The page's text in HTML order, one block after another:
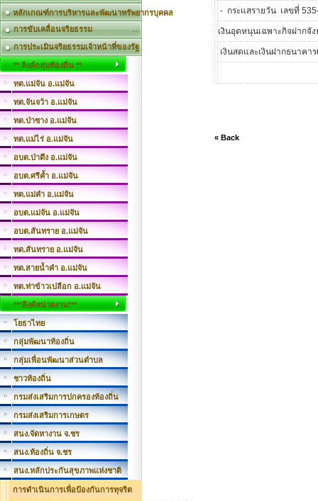
หลักเกณฑ์การบริหารและพัฒนาทรัพยากรบุคคล
การขับเคลื่อนจริยธรรม
การประเมินจริยธรรมเจ้าหน้าที่ของรัฐ
** ลิงค์กลุ่มท้องถิ่น **
ทต.แม่จัน อ.แม่จัน
ทต.จันจว้า อ.แม่จัน
ทต.ป่าซาง อ.แม่จัน
ทต.แม่ไร่ อ.แม่จัน
อบต.ป่าตึง อ.แม่จัน
อบต.ศรีค้ำ อ.แม่จัน
ทต.แม่คำ อ.แม่จัน
อบต.แม่จัน อ.แม่จัน
อบต.สันทราย อ.แม่จัน
ทต.สันทราย อ.แม่จัน
ทต.สายน้ำคำ อ.แม่จัน
ทต.ท่าข้าวเปลือก อ.แม่จัน
***ลิงค์หน่วยงาน***
โยธาไทย
กลุ่มพัฒนาท้องถิ่น
กลุ่มเพื่อนพัฒนาส่วนตำบล
ชาวท้องถิ่น
กรมส่งเสริมการปกครองท้องถิ่น
กรมส่งเสริมการเกษตร
สนง.จัดหางาน จ.ชร
สนง.ท้องถิ่น จ.ชร
สนง.หลักประกันสุขภาพแห่งชาติ
การดำเนินการเพื่อป้องกันการทุจริต
- กระแสรายวัน เลขที่
เงินอุดหนุนเฉพาะกิจฝากจั
เงินสดและเงินฝากธนาคา
« Back